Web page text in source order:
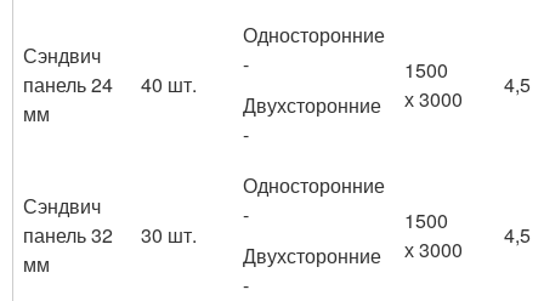
Сэндвич
панель 24
мм
40 шт.
Односторонние
-
Двухсторонние
-
1500
х 3000
4,5
Сэндвич
панель 32
мм
30 шт.
Односторонние
-
Двухсторонние
-
1500
х 3000
4,5